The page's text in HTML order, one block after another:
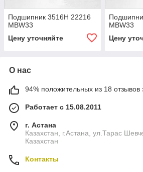
Подшипник 3516Н 22216
MBW33
Цену уточняйте
MBW33
Цену
О нас
94% положительных из 18 отзывов
Работает с 15.08.2011
г. Астана
Казахстан, г.Астана, ул.Тарас
Казахстан
Контакты